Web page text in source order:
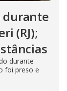
durante
(RJ);
durante
foi preso e